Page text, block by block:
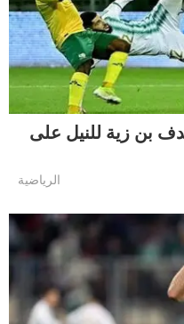
بن زية للنيل على
الرياضية